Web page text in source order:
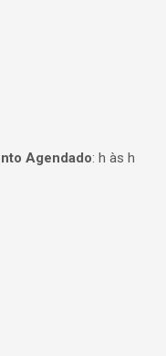
Agendado: h às h